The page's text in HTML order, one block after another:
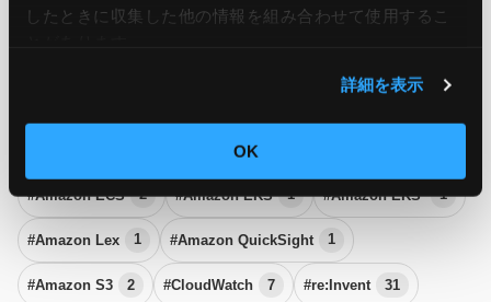
したときに収集した他の情報を組み合わせて使用​​するこ
詳細を表示
OK
#AWS Pricing Calculator 1 #AWS SES 1
#Amazon EC2
#Amazon ECS 2 #Amazon EKS 1 #Amazon EKS 1
#Amazon Lex 1 #Amazon QuickSight 1
#Amazon S3 2 #CloudWatch 7 #re:Invent 31